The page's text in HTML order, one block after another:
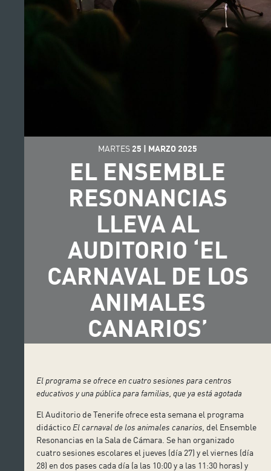
MARTES 25 | MARZO 2025
EL ENSEMBLE
RESONANCIAS
LLEVA AL
AUDITORIO ‘EL
CARNAVAL DE LOS
ANIMALES
CANARIOS’
El programa se ofrece en cuatro sesiones para centros
educativos y una pública para familias, que ya está agotada
El Auditorio de Tenerife ofrece esta semana el programa
didáctico El carnaval de los animales canarios, del Ensemble
Resonancias en la Sala de Cámara. Se han organizado
cuatro sesiones escolares el jueves (día 27) y el viernes (día
28) en dos pases cada día (a las 10:00 y a las 11:30 horas) y